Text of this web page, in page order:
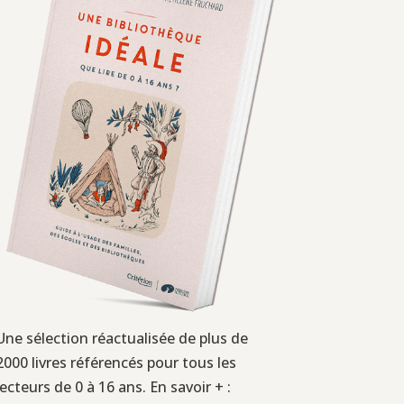
sélection réactualisée de plus de
livres référencés pour tous les
de 0 à 16 ans. En savoir + :